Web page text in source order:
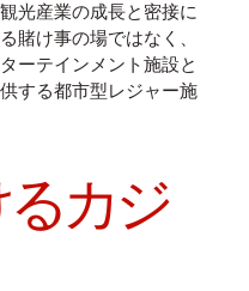
光産業の成長と密接に
賭け事の場ではなく、
ーテインメント施設と
する都市型レジャー施
カジ